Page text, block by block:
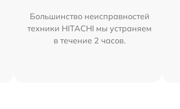
Большинство неисправностей
техники HITACHI мы устраняем
в течение 2 часов.